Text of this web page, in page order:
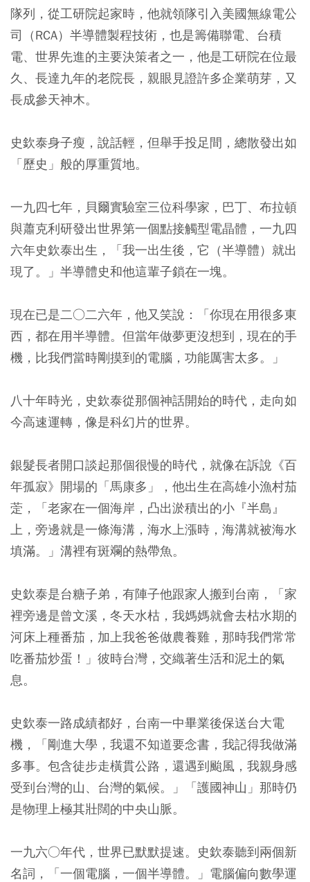
隊列，從工研院起家時，他就領隊引入美國無線電公
司（RCA）半導體製程技術，也是籌備聯電、台積
電、世界先進的主要決策者之一，他是工研院在位最
久、長達九年的老院長，親眼見證許多企業萌芽，又
長成參天神木。
史欽泰身子瘦，說話輕，但舉手投足間，總散發出如
「歷史」般的厚重質地。
一九四七年，貝爾實驗室三位科學家，巴丁、布拉頓
與蕭克利研發出世界第一個點接觸型電晶體，一九四
六年史欽泰出生，「我一出生後，它（半導體）就出
現了。」半導體史和他這輩子鎖在一塊。
現在已是二○二六年，他又笑說：「你現在用很多東
西，都在用半導體。但當年做夢更沒想到，現在的手
機，比我們當時剛摸到的電腦，功能厲害太多。」
八十年時光，史欽泰從那個神話開始的時代，走向如
今高速運轉，像是科幻片的世界。
銀髮長者開口談起那個很慢的時代，就像在訴說《百
年孤寂》開場的「馬康多」，他出生在高雄小漁村茄
萣，「老家在一個海岸，凸出淤積出的小『半島』
上，旁邊就是一條海溝，海水上漲時，海溝就被海水
填滿。」溝裡有斑斕的熱帶魚。
史欽泰是台糖子弟，有陣子他跟家人搬到台南，「家
裡旁邊是曾文溪，冬天水枯，我媽媽就會去枯水期的
河床上種番茄，加上我爸爸做農養雞，那時我們常常
吃番茄炒蛋！」彼時台灣，交織著生活和泥土的氣
息。
史欽泰一路成績都好，台南一中畢業後保送台大電
機，「剛進大學，我還不知道要念書，我記得我做滿
多事。包含徒步走橫貫公路，還遇到颱風，我親身感
受到台灣的山、台灣的氣候。」「護國神山」那時仍
是物理上極其壯闊的中央山脈。
一九六○年代，世界已默默提速。史欽泰聽到兩個新
名詞，「一個電腦，一個半導體。」電腦偏向數學運